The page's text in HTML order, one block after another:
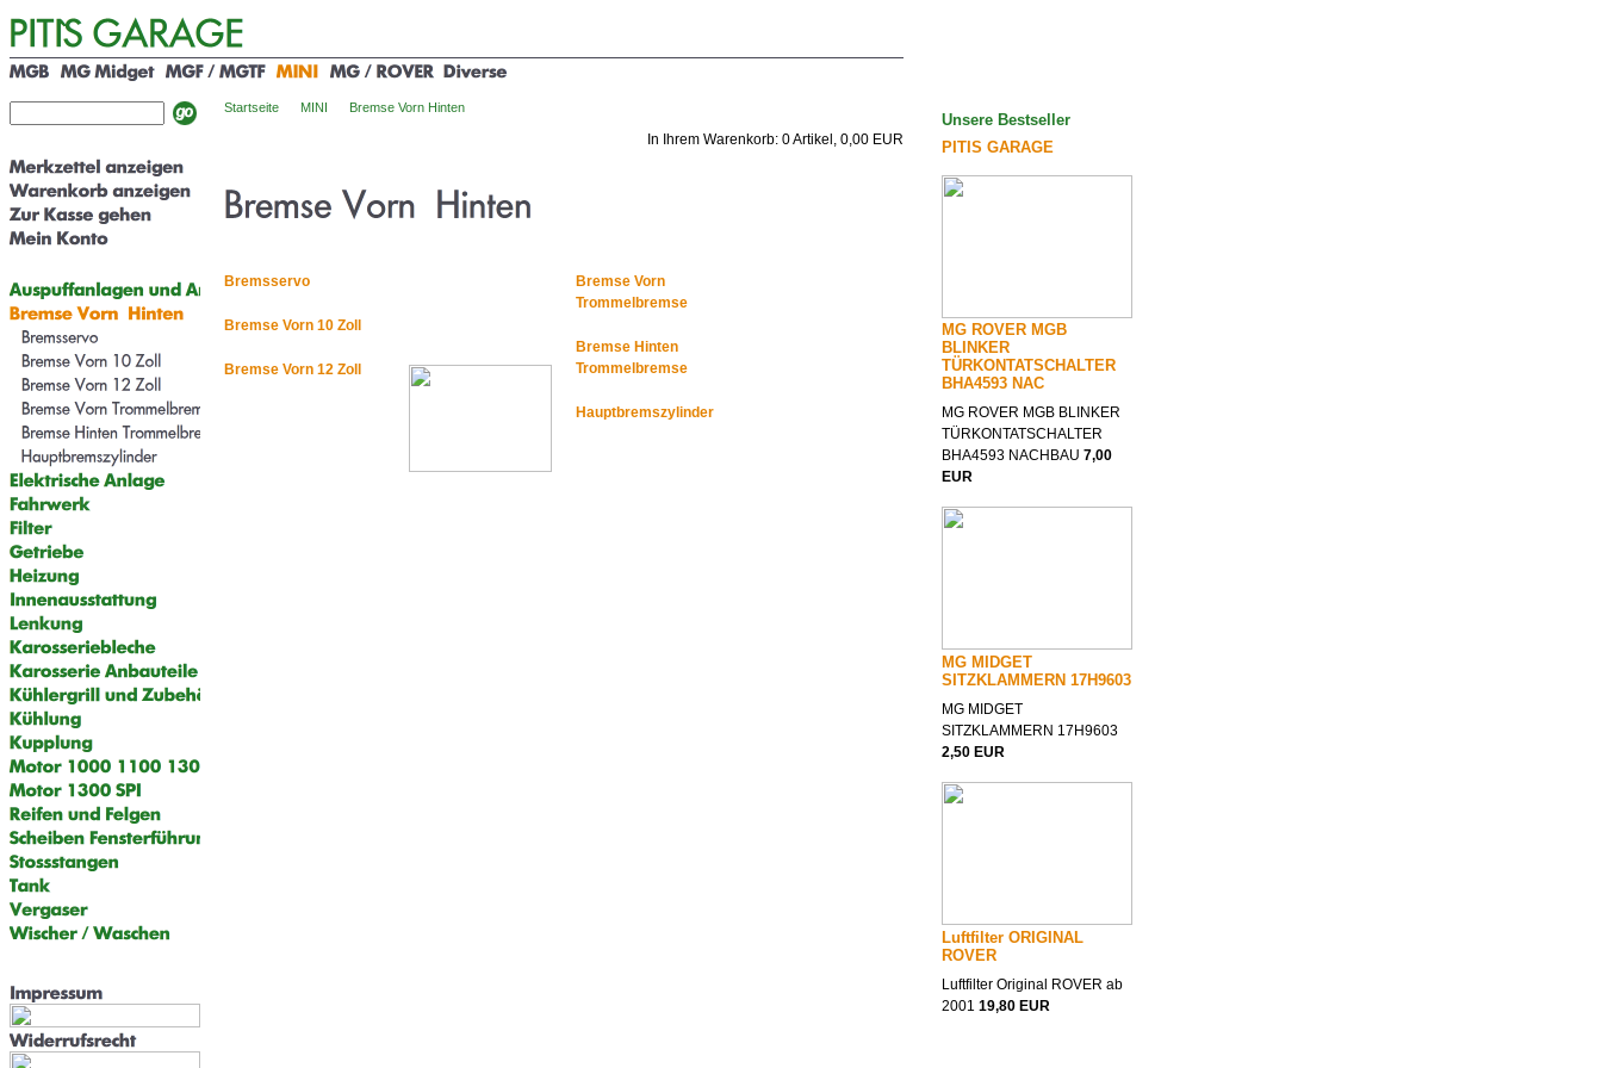
Startseite MINI Bremse Vorn Hinten
In Ihrem Warenkorb: 0Artikel, 0,00 EUR
Bremsservo
Bremse Vorn 10 Zoll
Bremse Vorn 12 Zoll
Bremse Vorn
Trommelbremse
Bremse Hinten
Trommelbremse
Hauptbremszylinder
Unsere Bestseller
PITIS GARAGE
MG ROVER MGB
BLINKER
TÜRKONTATSCHALTER
BHA4593 NAC
MG ROVER MGB BLINKER
TÜRKONTATSCHALTER
BHA4593 NACHBAU 7,00
EUR
MG MIDGET
SITZKLAMMERN 17H9603
MG MIDGET
SITZKLAMMERN 17H9603
2,50 EUR
Luftfilter ORIGINAL
ROVER
Luftfilter Original ROVER ab
2001 19,80 EUR